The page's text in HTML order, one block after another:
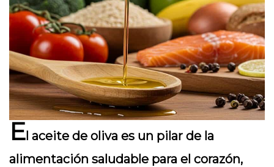
El aceite de oliva es un pilar de la
alimentación saludable para el corazón,